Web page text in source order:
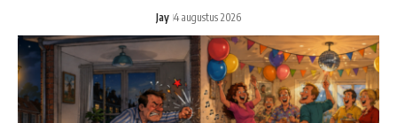
Jay 4 augustus 2026